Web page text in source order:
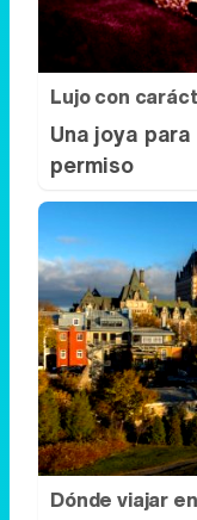
Lujo con
Una joya
permiso
Dónde viajar